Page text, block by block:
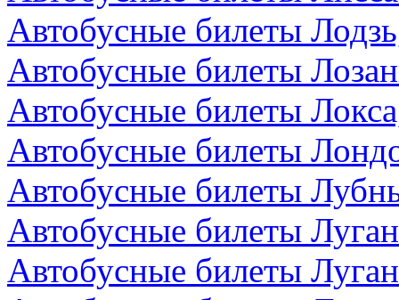
Автобусные билеты
Автобусные билеты
Автобусные билеты
Автобусные билеты
Автобусные билеты
Автобусные билеты
Автобусные билеты